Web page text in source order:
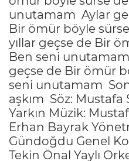
unutamam Aylar
Bir ömür böyle
yıllar geçse de Bir
Ben seni unutamam
geçse de Bir ömür
seni unutamam
aşkım Söz: Mustafa
Yarkın Müzik:
Erhan Bayrak
Gündoğdu Genel
Tekin Önal Yaylı